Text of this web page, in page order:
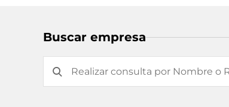
Buscar empresa